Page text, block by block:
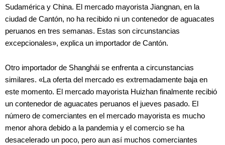
Sudamérica y China. El mercado mayorista Jiangnan, en la
ciudad de Cantón, no ha recibido ni un contenedor de aguacates
peruanos en tres semanas. Estas son circunstancias
excepcionales», explica un importador de Cantón.
Otro importador de Shanghái se enfrenta a circunstancias
similares. «La oferta del mercado es extremadamente baja en
este momento. El mercado mayorista Huizhan finalmente recibió
un contenedor de aguacates peruanos el jueves pasado. El
número de comerciantes en el mercado mayorista es mucho
menor ahora debido a la pandemia y el comercio se ha
desacelerado un poco, pero aun así muchos comerciantes